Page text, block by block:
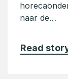
naar de…
Read